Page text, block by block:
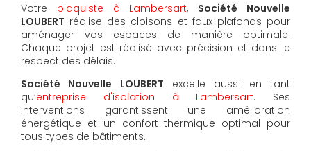
Votre plaquiste à Lambersart, Société Nouvelle
LOUBERT réalise des cloisons et faux plafonds pour
aménager vos espaces de manière optimale.
Chaque projet est réalisé avec précision et dans le
respect des délais.
Société Nouvelle LOUBERT excelle aussi en tant
qu’entreprise d'isolation à Lambersart. Ses
interventions garantissent une amélioration
énergétique et un confort thermique optimal pour
tous types de bâtiments.